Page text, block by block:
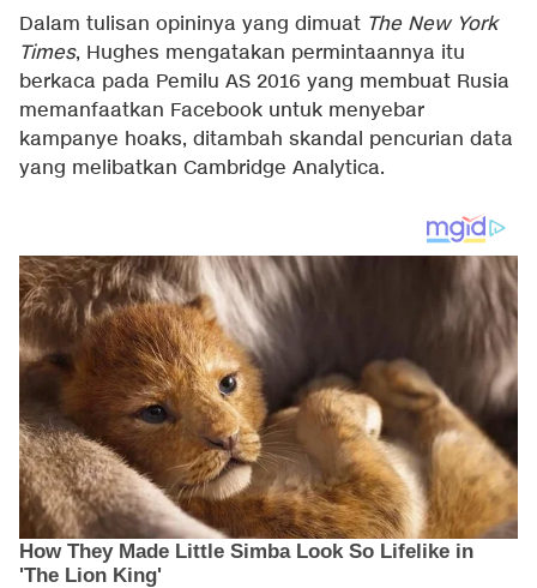
Dalam tulisan opininya yang dimuat The New York
Times, Hughes mengatakan permintaannya itu
berkaca pada Pemilu AS 2016 yang membuat Rusia
memanfaatkan Facebook untuk menyebar
kampanye hoaks, ditambah skandal pencurian data
yang melibatkan Cambridge Analytica.